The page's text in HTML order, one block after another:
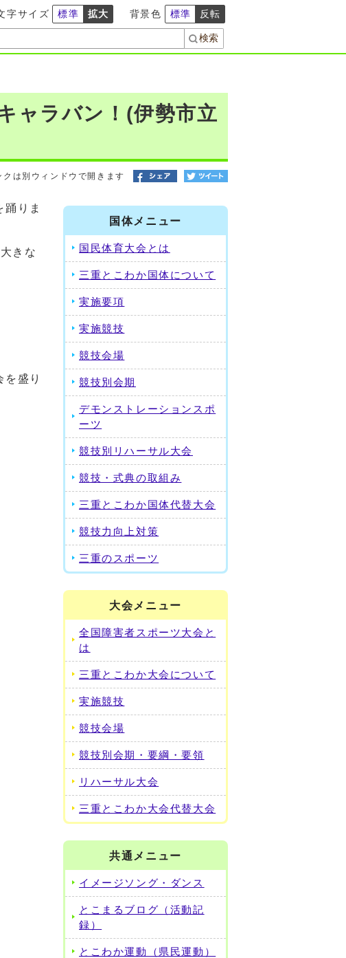
字サイズ 標準 拡大 背景色 標準 反転
ャラバン！(伊勢市立
は別ウィンドウで開きます
りま
きな
盛り
国体メニュー
国民体育大会とは
三重とこわか国体について
実施要項
実施競技
競技会場
競技別会期
デモンストレーションスポ
ーツ
競技別リハーサル大会
競技・式典の取組み
三重とこわか国体代替大会
競技力向上対策
三重のスポーツ
大会メニュー
全国障害者スポーツ大会と
は
三重とこわか大会について
実施競技
競技会場
競技別会期・要綱・要領
リハーサル大会
三重とこわか大会代替大会
共通メニュー
イメージソング・ダンス
とこまるブログ（活動記
録）
とこわか運動（県民運動）